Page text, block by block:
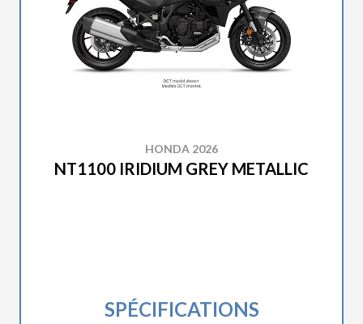
HONDA 2026
NT1100 IRIDIUM GREY METALLIC
SPÉCIFICATIONS